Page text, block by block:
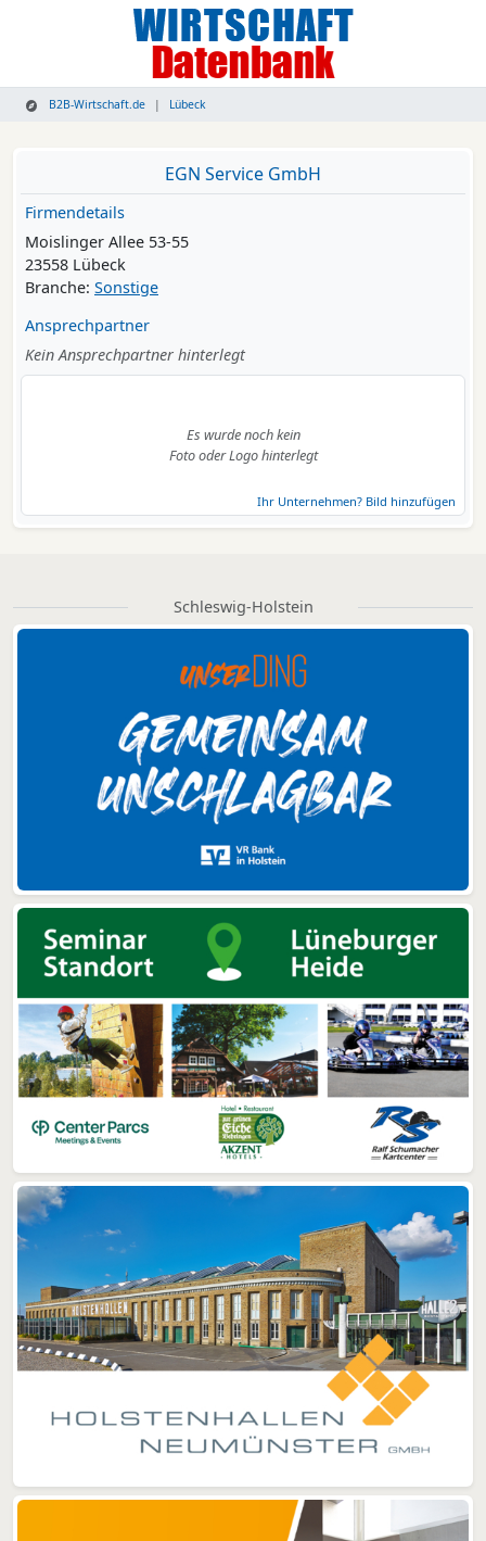
B2B-Wirtschaft.de Lübeck
EGN Service GmbH
Firmendetails
Moislinger Allee 53-55
23558 Lübeck
Branche: Sonstige
Ansprechpartner
Kein Ansprechpartner hinterlegt
Es wurde noch kein
Foto oder Logo hinterlegt
Ihr Unternehmen? Bild hinzufügen
Schleswig-Holstein